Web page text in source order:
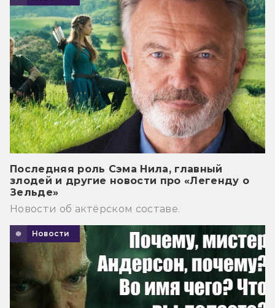
Последняя роль Сэма Нила, главный
злодей и другие новости про «Легенду о
Зельде»
Новости об актёрском составе.
Новости